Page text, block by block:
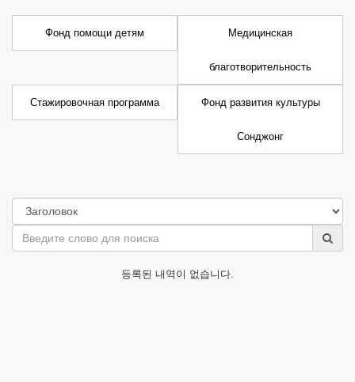
Фонд помощи детям Медицинская
благотворительность
Стажировочная программа Фонд развития культуры
Сонджонг
등록된 내역이 없습니다.